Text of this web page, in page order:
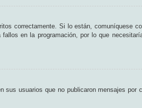
correctamente. Si lo están, comuníquese
en la programación, por lo que
sus usuarios que no publicaron mensajes por